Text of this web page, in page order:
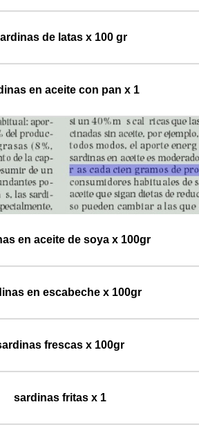
de latas x 100 gr
en aceite con pan x 1
en aceite de soya x 100gr
en escabeche x 100gr
frescas x 100gr
sardinas fritas x 1